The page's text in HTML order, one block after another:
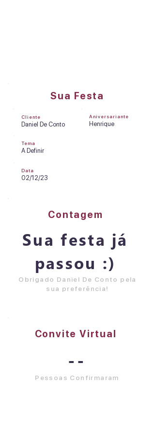
Convite Virtual
--
Pessoas Confirmaram
Contagem
Sua festa já
passou :)
Obrigado Daniel De Conto pela
sua preferência!
Sua Festa
Cliente
Daniel De Conto
Aniversariante
Henrique
Tema
A Definir
Data
02/12/23